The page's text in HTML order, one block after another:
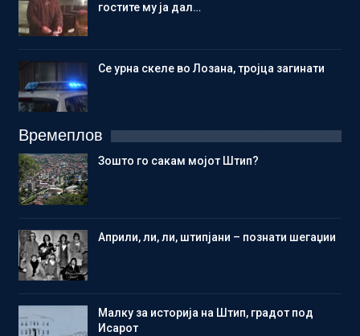
гостите му ја дал…
Се урна скеле во Лозана, тројца загинати
Времеплов
Зошто го сакам мојот Штип?
Aприли, ли, ли, штипјани – познати шегаџии
Малку за историја на Штип, градот под
Исарот